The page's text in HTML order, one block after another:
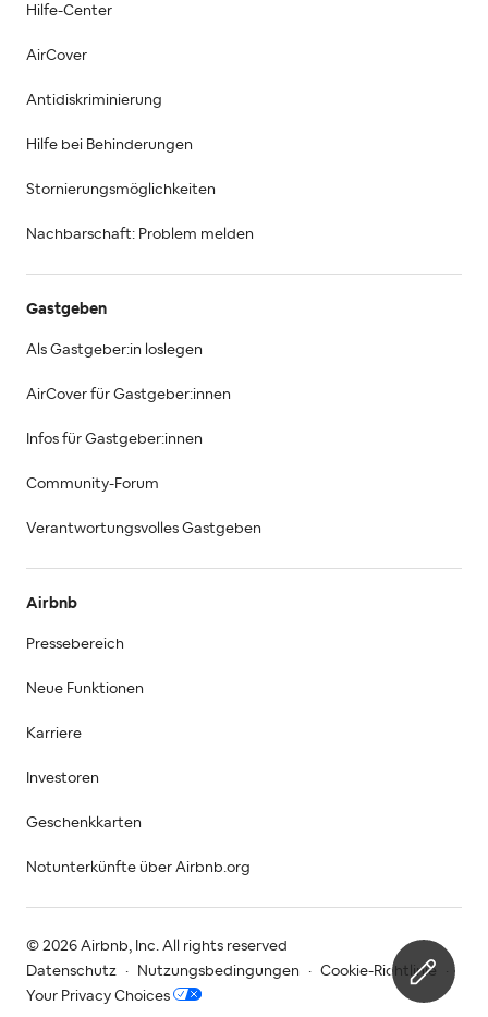
Hilfe-Center
AirCover
Antidiskriminierung
Hilfe bei Behinderungen
Stornierungsmöglichkeiten
Nachbarschaft: Problem melden
Gastgeben
Als Gastgeber:in loslegen
AirCover für Gastgeber:innen
Infos für Gastgeber:innen
Community-Forum
Verantwortungsvolles Gastgeben
Airbnb
Pressebereich
Neue Funktionen
Karriere
Investoren
Geschenkkarten
Notunterkünfte über Airbnb.org
© 2026 Airbnb, Inc. All rights reserved
Datenschutz
· Nutzungsbedingungen · Cookie-Richtlinie
·
Your Privacy Choices